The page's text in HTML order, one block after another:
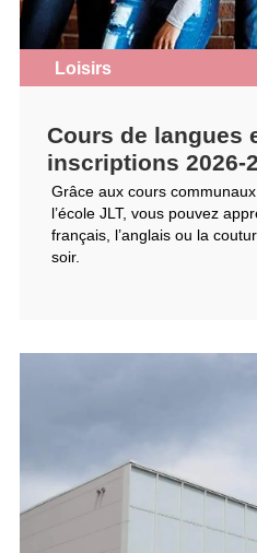
Loisirs
Cours de langues
inscriptions 2026-
Grâce aux cours
l’école JLT, vous pouvez
français, l’anglais ou la
soir.